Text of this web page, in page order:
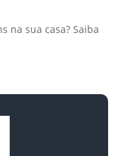
na sua casa? Saiba